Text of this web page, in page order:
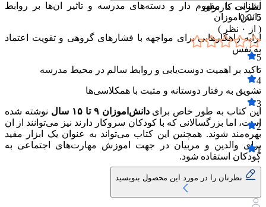
اشنایی با مفهوم دار و دسته‌های مدرسه و تاثیر ان‌ها بر روابط
دانش‌اموزان
ارایه راهکارهایی برای مواجهه با فشارهای گروهی و تقویت اعتماد
به نفس
تاکید بر اهمیت دوست‌یابی و روابط سالم در محیط مدرسه
تشویق به رفتار دوستانه و مثبت با همکلاسی‌ها
این کتاب به طور خاص برایدانش‌اموزان ۹ تا ۱۵ سال
نوشته شده
است، اما بزرگسالانی که با کودکان سروکار دارند نیز می‌توانند از ان
بهره‌مند شوند. همچنین این کتاب می‌تواند به عنوان یک ابزار مفید
برای والدین و مربیان در جهت اموزش مهارت‌های اجتماعی به
کودکان استفاده شود.
نظرات کاربران
5 /
0.0
( از
۰ نظر )
5
۰
4
۰
3
۰
2
۰
1
۰
نظرتان را در مورد این محصول بنویسید